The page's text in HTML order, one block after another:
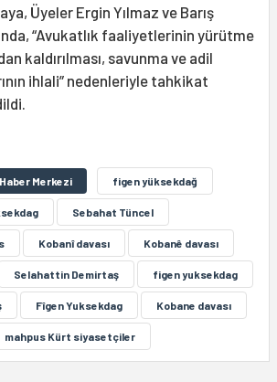
Üyeler Ergin Yılmaz ve Barış
“Avukatlık faaliyetlerinin yürütme
kaldırılması, savunma ve adil
ihlali” nedenleriyle tahkikat
Merkezi figen yüksekdağ
Sebahat Tüncel
Kobanî davası Kobanê davası
Selahattin Demirtaş figen yuksekdag
Fîgen Yuksekdag Kobane davası
mahpus Kürt siyasetçiler